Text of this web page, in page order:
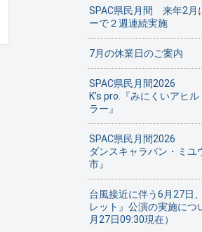
SPAC県民月間 来年2月
ーで２週連続実施
7月の休業日のご案内
SPAC県民月間2026
K’s pro.『みにくいアヒ
ラー』
SPAC県民月間2026
ダンスキャラバン・ミユ
市』
台風接近に伴う6月27日
レット』公演の実施につ
月27日09:30現在）